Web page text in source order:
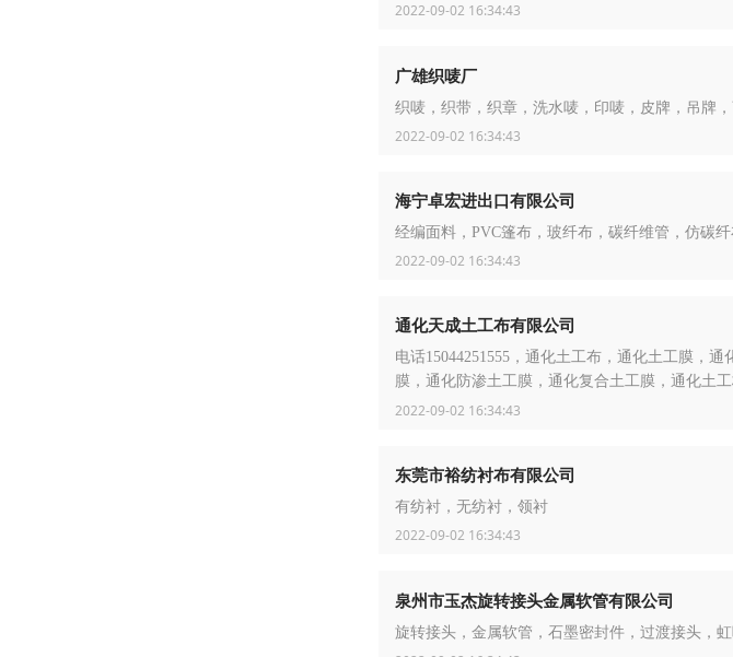
2022-09-02 16:34:43
广雄织唛厂
织唛，织带，织章，洗水唛，印唛，皮牌，吊牌
2022-09-02 16:34:43
海宁卓宏进出口有限公司
经编面料，PVC篷布，玻纤布，碳纤维管，仿碳
2022-09-02 16:34:43
通化天成土工布有限公司
电话15044251555，通化土工布，通化土工膜，通
膜，通化防渗土工膜，通化复合土工膜，通化土
通化PP纤维，通化闭孔泡沫板，通化塑料盲沟，
2022-09-02 16:34:43
东莞市裕纺衬布有限公司
有纺衬，无纺衬，领衬
2022-09-02 16:34:43
泉州市玉杰旋转接头金属软管有限公司
旋转接头，金属软管，石墨密封件，过渡接头，